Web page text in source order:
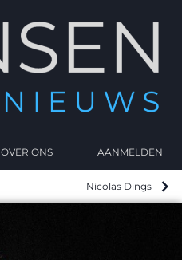
OVER ONS AANMELDEN
Nicolas Dings